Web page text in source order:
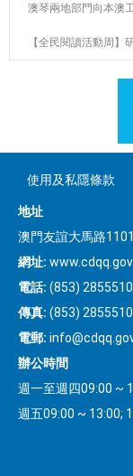
澳琴兩地部門向本澳
【全民閱讀活動周】
使用及私隱條款
地址
澳門友誼大馬路
網址:
電話: (853)
傳真: (853)
電郵:
辦公時間
週一至週四09:00 ~
週五09:00 ~ 13:00;